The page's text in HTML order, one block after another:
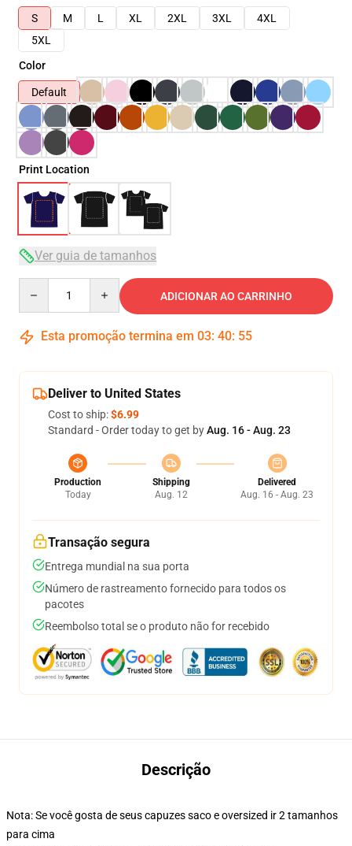
S
M L XL 2XL 3XL
4XL
5XL
Color
Default
Print Location
Ver guia de tamanhos
ADICIONAR AO CARRINHO
Esta promoção termina em 03: 40: 54
Deliver to United States
Cost to ship:$6.99
Standard - Order today to get byAug. 16 - Aug. 23
Production
Today
Shipping
Aug. 12
Delivered
Aug. 16 - Aug. 23
Transação segura
Entrega mundial na sua porta
Número de rastreamento fornecido para todos os
pacotes
Reembolso total se o produto não for recebido
Descrição
Nota: Se você gosta de seus capuzes saco e oversized ir 2 tamanhos
para cima